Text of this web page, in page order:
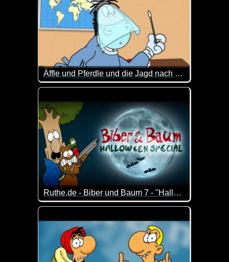
Äffle und Pferdle und die Jagd nach dem Coronavirus
Das Pferdle ist schwer beschäftigt mit dem
Ruthe.de - Biber und Baum 7 - "Halloween-Special"
Halloween-Special der Serie um einen Biber, der